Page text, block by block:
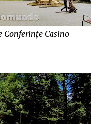
Conferințe Casino